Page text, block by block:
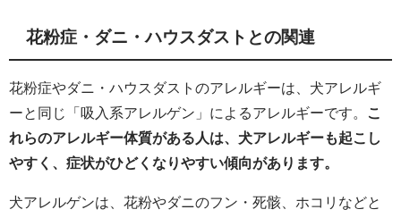
花粉症・ダニ・ハウスダストとの関連
花粉症やダニ・ハウスダストのアレルギーは、犬アレルギ
ーと同じ「吸入系アレルゲン」によるアレルギーです。
こ
れらのアレルギー体質がある人は、犬アレルギーも起こし
やすく、症状がひどくなりやすい傾向があります。
犬アレルゲンは、花粉やダニのフン・死骸、ホコリなどと